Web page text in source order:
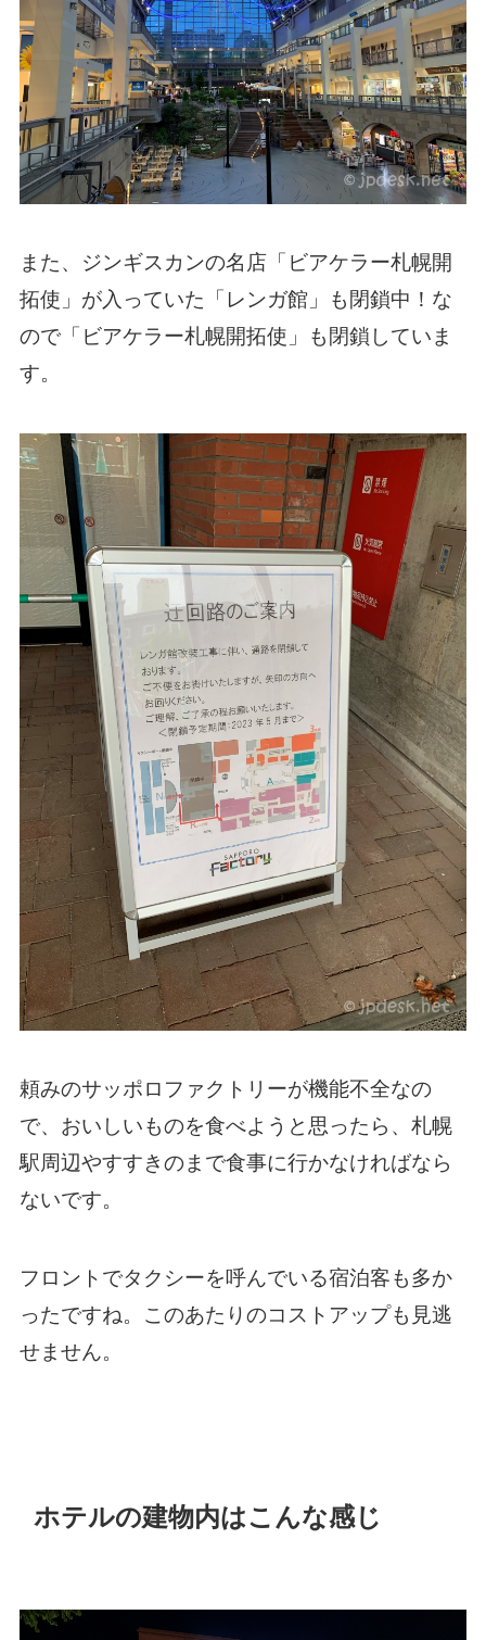
また、ジンギスカンの名店「ビアケラー札幌開
拓使」が入っていた「レンガ館」も閉鎖中！な
ので「ビアケラー札幌開拓使」も閉鎖していま
す。
頼みのサッポロファクトリーが機能不全なの
で、おいしいものを食べようと思ったら、札幌
駅周辺やすすきのまで食事に行かなければなら
ないです。
フロントでタクシーを呼んでいる宿泊客も多か
ったですね。このあたりのコストアップも見逃
せません。
ホテルの建物内はこんな感じ